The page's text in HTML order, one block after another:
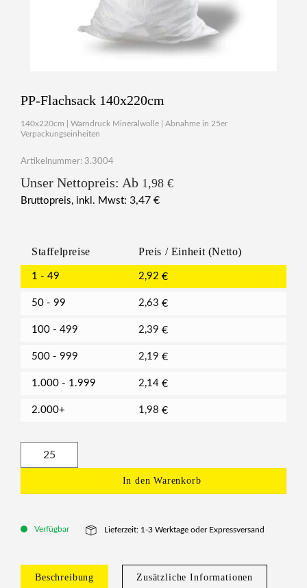
PP-Flachsack 140x220cm
140x220cm | Warndruck Mineralwolle | Abnahme in 25er
Verpackungseinheiten
Artikelnummer: 3.3004
Unser Nettopreis: Ab 1,98 €
Bruttopreis, inkl. Mwst: 3,47 €
Staffelpreise Preis / Einheit (Netto)
1 - 49 2,92 €
50 - 99 2,63 €
100 - 499 2,39 €
500 - 999 2,19 €
1.000 - 1.999 2,14 €
2.000+ 1,98 €
In den Warenkorb
Verfügbar Lieferzeit: 1-3 Werktage oder Expressversand
Beschreibung Zusätzliche Informationen